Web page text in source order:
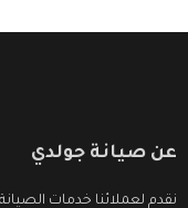
عن صيانة جولدي
نقدم لعملائنا خدمات